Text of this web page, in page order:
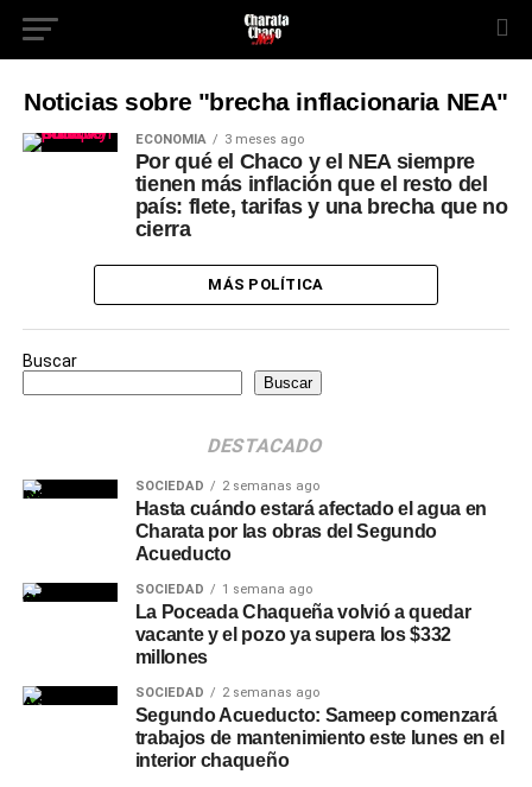
Noticias sobre "brecha inflacionaria NEA"
ECONOMÍA 3 meses ago
Por qué el Chaco y el NEA siempre
tienen más inflación que el resto del
país: flete, tarifas y una brecha que no
cierra
MÁS POLÍTICA
Buscar
Buscar
DESTACADO
SOCIEDAD 2 semanas ago
Hasta cuándo estará afectado el agua en
Charata por las obras del Segundo
Acueducto
SOCIEDAD 1 semana ago
La Poceada Chaqueña volvió a quedar
vacante y el pozo ya supera los $332
millones
SOCIEDAD 2 semanas ago
Segundo Acueducto: Sameep comenzará
trabajos de mantenimiento este lunes en el
interior chaqueño